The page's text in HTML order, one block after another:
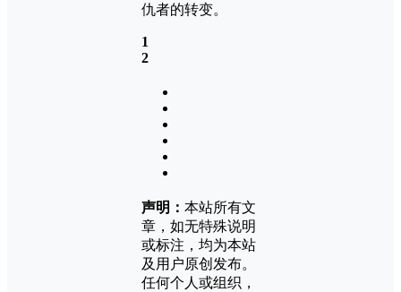
仇者的转变​。
1
2
声明： 本站所有文
章，如无特殊说明
或标注，均为本站
及用户原创发布。
任何个人或组织，